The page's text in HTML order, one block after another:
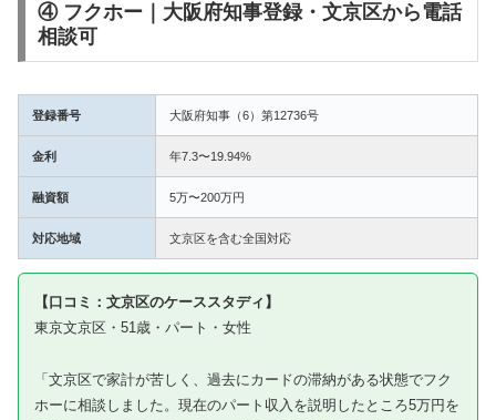
④ フクホー｜大阪府知事登録・文京区から電話
相談可
登録番号 大阪府知事（6）第12736号
金利 年7.3〜19.94%
融資額 5万〜200万円
対応地域 文京区を含む全国対応
【口コミ：文京区のケーススタディ】
東京文京区・51歳・パート・女性
「文京区で家計が苦しく、過去にカードの滞納がある状態でフク
ホーに相談しました。現在のパート収入を説明したところ5万円を